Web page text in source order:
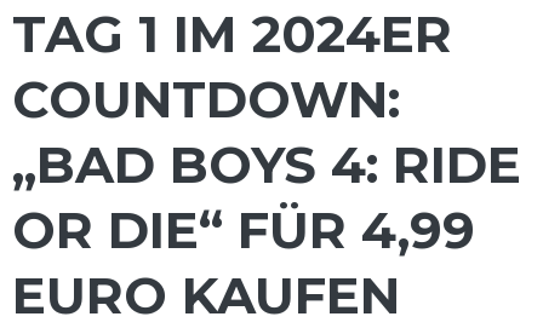
TAG 1 IM 2024ER
COUNTDOWN:
„BAD BOYS 4: RIDE
OR DIE“ FÜR 4,99
EURO KAUFEN